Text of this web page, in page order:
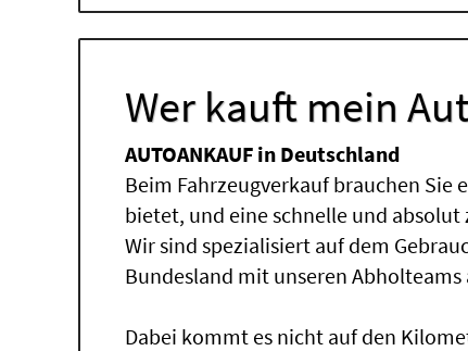
Wer kauft mein
AUTOANKAUF in Deutschland
Beim Fahrzeugverkauf brauchen Sie
bietet, und eine schnelle und
Wir sind spezialisiert auf dem
Bundesland mit unseren
Dabei kommt es nicht auf den